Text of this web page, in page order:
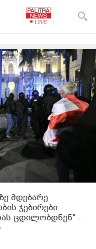
მდებარე
ჯებირები
ცდილობდნენ" -